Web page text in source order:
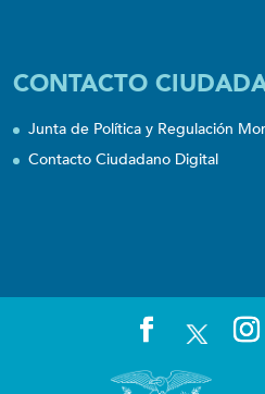
CONTACTO
Junta de Política y Regulación
Contacto Ciudadano Digital